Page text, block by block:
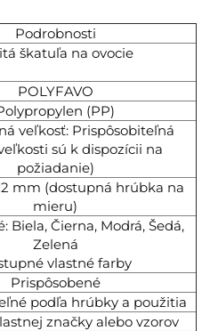
Podrobnosti
škatuľa na ovocie
POLYFAVO
(PP)
veľkosť: Prispôsobiteľná
sú k dispozícii na
požiadanie)
mm (dostupná hrúbka na
mieru)
Biela, Čierna, Modrá, Šedá,
Zelená
vlastné farby
Prispôsobené
podľa hrúbky a použitia
značky alebo vzorov